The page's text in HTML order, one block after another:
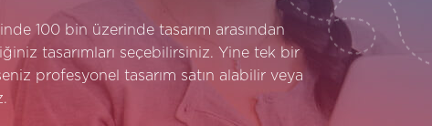
100 bin üzerinde tasarım arasından
tasarımları seçebilirsiniz. Yine tek bir
profesyonel tasarım satın alabilir veya